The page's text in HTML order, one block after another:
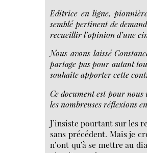
Editrice en ligne,
semblé pertinent de
recueillir l’opinion d’une
Nous avons laissé
partage pas pour autant
souhaite apporter cette
Ce document est pour
les nombreuses réflexions
J’insiste pourtant sur les
sans précédent. Mais je
n’ont qu’à se mettre au